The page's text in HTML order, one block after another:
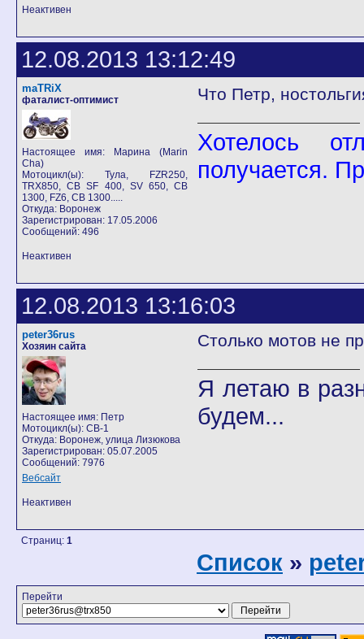
Неактивен
12.08.2013 13:12:49
maTRiX
фаталист-оптимист
Настоящее имя: Марина (Marin
Cha)
Мотоцикл(ы): Тула, FZR250,
TRX850, CB SF 400, SV 650, CB
1300, FZ6, CB 1300.....
Откуда: Воронеж
Зарегистрирован: 17.05.2006
Сообщений: 496
Что Петр,
Хотелось
получается.
Неактивен
12.08.2013 13:16:03
peter36rus
Хозяин сайта
Настоящее имя: Петр
Мотоцикл(ы): CB-1
Откуда: Воронеж, улица Лизюкова
Зарегистрирован: 05.07.2005
Сообщений: 7976
Вебсайт
Столько мотов не
Я летаю в
будем...
Неактивен
Страниц: 1
Список »
Перейти